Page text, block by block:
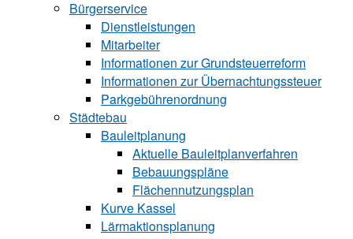
Bürgerservice
Dienstleistungen
Mitarbeiter
Informationen zur Grund‍steu‍er‍re‍form
Informationen zur Über‍nachtungssteuer
Parkgebührenordnung
Städtebau
Bauleitplanung
Aktuelle Bauleitplanverfahren
Bebauungspläne
Flächennutzungsplan
Kurve Kassel
Lärmaktionsplanung